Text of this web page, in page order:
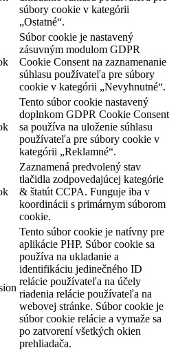
súbory cookie v kategórii
„Ostatné“.
Súbor cookie je nastavený
zásuvným modulom GDPR
Cookie Consent na zaznamenanie
súhlasu používateľa pre súbory
cookie v kategórii „Nevyhnutné“.
Tento súbor cookie nastavený
doplnkom GDPR Cookie Consent
sa používa na uloženie súhlasu
používateľa pre súbory cookie v
kategórii „Reklamné“.
Zaznamená predvolený stav
tlačidla zodpovedajúcej kategórie
& štatút CCPA. Funguje iba v
koordinácii s primárnym súborom
cookie.
Tento súbor cookie je natívny pre
aplikácie PHP. Súbor cookie sa
používa na ukladanie a
identifikáciu jedinečného ID
relácie používateľa na účely
riadenia relácie používateľa na
webovej stránke. Súbor cookie je
súbor cookie relácie a vymaže sa
po zatvorení všetkých okien
prehliadača.